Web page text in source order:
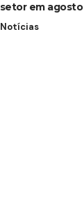
setor em agosto
Notícias